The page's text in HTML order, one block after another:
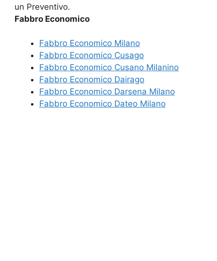
un Preventivo.
Fabbro Economico
Fabbro Economico Milano
Fabbro Economico Cusago
Fabbro Economico Cusano Milanino
Fabbro Economico Dairago
Fabbro Economico Darsena Milano
Fabbro Economico Dateo Milano